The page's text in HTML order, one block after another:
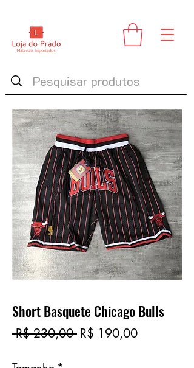
Short Basquete Chicago Bulls
R$ 230,00 Preço
R$ 190,00Preço